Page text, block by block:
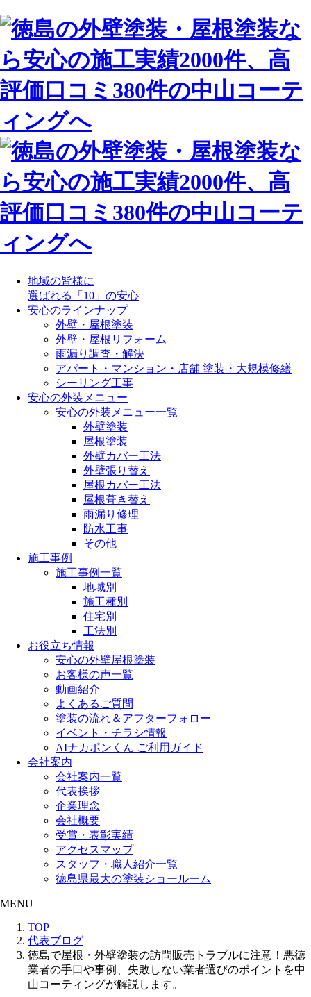
地域の皆様に
選ばれる「10」の安心
安心のラインナップ
外壁・屋根塗装
外壁・屋根リフォーム
雨漏り調査・解決
アパート・マンション・店舗 塗装・大規模修繕
シーリング工事
安心の外装メニュー
安心の外装メニュー一覧
外壁塗装
屋根塗装
外壁カバー工法
外壁張り替え
屋根カバー工法
屋根葺き替え
雨漏り修理
防水工事
その他
施工事例
施工事例一覧
地域別
施工種別
住宅別
工法別
お役立ち情報
安心の外壁屋根塗装
お客様の声一覧
動画紹介
よくあるご質問
塗装の流れ＆アフターフォロー
イベント・チラシ情報
AIナカポンくん ご利用ガイド
会社案内
会社案内一覧
代表挨拶
企業理念
会社概要
受賞・表彰実績
アクセスマップ
スタッフ・職人紹介一覧
徳島県最大の塗装ショールーム
MENU
TOP
代表ブログ
徳島で屋根・外壁塗装の訪問販売トラブルに注意！悪徳
業者の手口や事例、失敗しない業者選びのポイントを中
山コーティングが解説します。